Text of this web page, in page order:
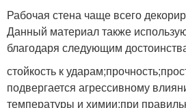
Рабочая стена чаще всего
Данный материал также
благодаря следующим
стойкость к
подвергается агрессивному
температуры и химии;при